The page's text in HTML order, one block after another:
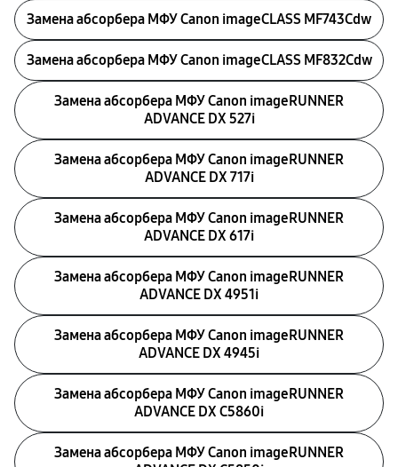
Замена абсорбера МФУ Canon imageCLASS MF743Cdw
Замена абсорбера МФУ Canon imageCLASS MF832Cdw
Замена абсорбера МФУ Canon imageRUNNER
ADVANCE DX 527i
Замена абсорбера МФУ Canon imageRUNNER
ADVANCE DX 717i
Замена абсорбера МФУ Canon imageRUNNER
ADVANCE DX 617i
Замена абсорбера МФУ Canon imageRUNNER
ADVANCE DX 4951i
Замена абсорбера МФУ Canon imageRUNNER
ADVANCE DX 4945i
Замена абсорбера МФУ Canon imageRUNNER
ADVANCE DX C5860i
Замена абсорбера МФУ Canon imageRUNNER